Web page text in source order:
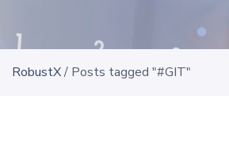
RobustX/ Posts tagged "#GIT"